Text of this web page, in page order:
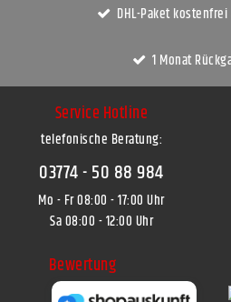
DHL-Paket
1 Monat
Service Hotline
telefonische Beratung:
03774 - 50 88 984
Mo - Fr 08:00 - 17:00 Uhr
Sa 08:00 - 12:00 Uhr
Bewertung